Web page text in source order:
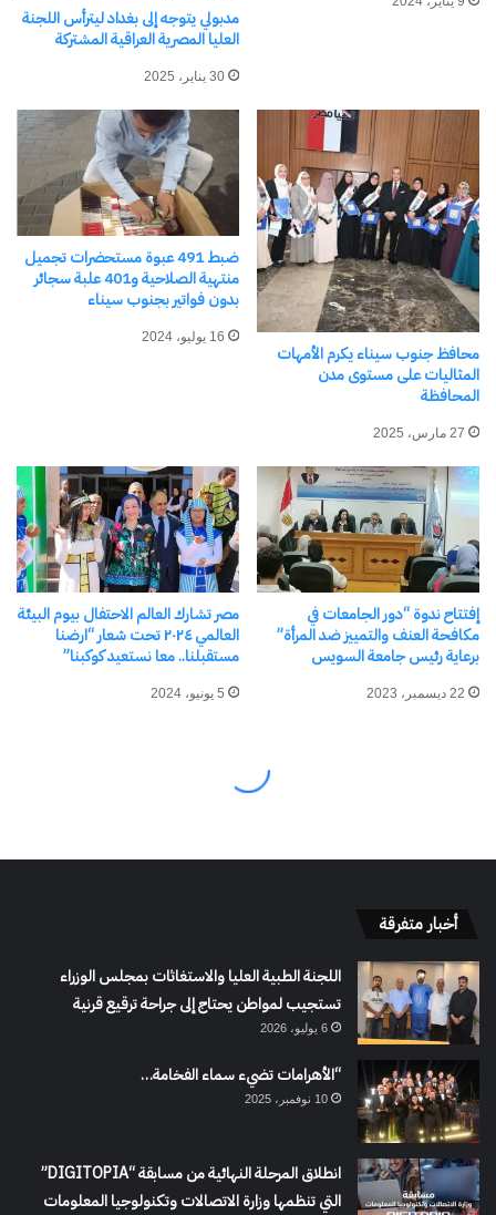
أخبار متفرقة
اللجنة الطبية العليا والاستغاثات بمجلس الوزراء
تستجيب لمواطن يحتاج إلى جراحة ترقيع قرنية
6 يوليو، 2026
“الأهرامات تضيء سماء الفخامة…
10 نوفمبر، 2025
انطلاق المرحلة النهائية من مسابقة “DIGITOPIA”
التي تنظمها وزارة الاتصالات وتكنولوجيا المعلومات